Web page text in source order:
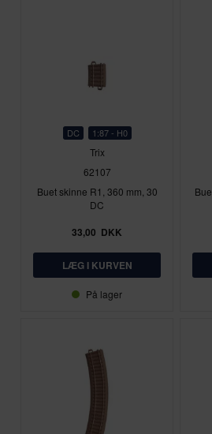
DC 1:87 - H0
Trix
62107
Buet skinne R1, 360 mm, 30
DC
33,00 DKK
På lager